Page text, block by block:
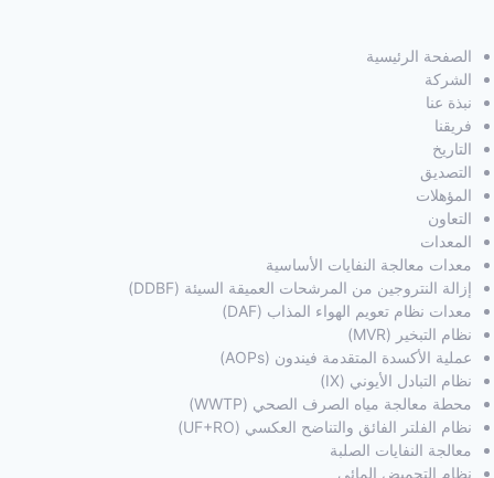
الصفحة الرئيسية
الشركة
نبذة عنا
فريقنا
التاريخ
التصديق
المؤهلات
التعاون
المعدات
معدات معالجة النفايات الأساسية
إزالة النتروجين من المرشحات العميقة السيئة (DDBF)
معدات نظام تعويم الهواء المذاب (DAF)
نظام التبخير (MVR)
عملية الأكسدة المتقدمة فيندون (AOPs)
نظام التبادل الأيوني (IX)
محطة معالجة مياه الصرف الصحي (WWTP)
نظام الفلتر الفائق والتناضح العكسي (UF+RO)
معالجة النفايات الصلبة
نظام التحميض المائي